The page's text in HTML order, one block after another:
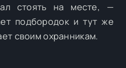
стоять на месте, —
подбородок и тут же
своим охранникам.